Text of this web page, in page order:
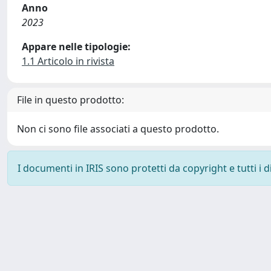
Anno
2023
Appare nelle tipologie:
1.1 Articolo in rivista
File in questo prodotto:
Non ci sono file associati a questo prodotto.
I documenti in IRIS sono protetti da copyright e tutti i